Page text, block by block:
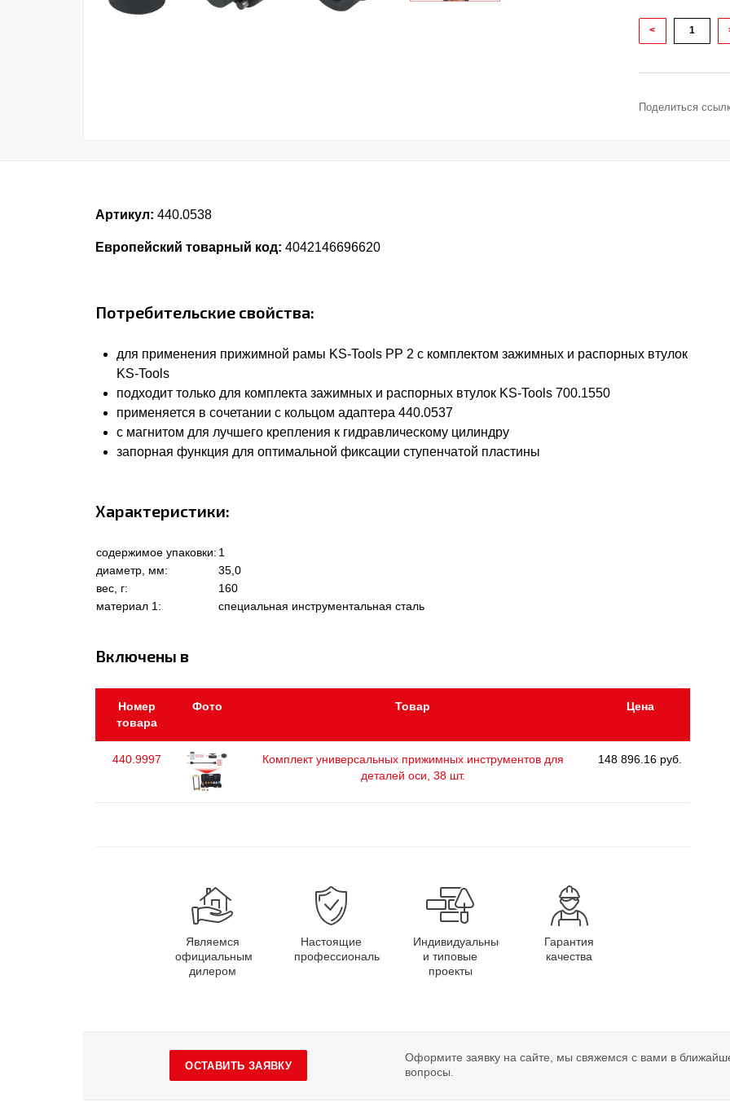
<
Поделиться
Артикул: 440.0538
Европейский товарный код: 4042146696620
Потребительские свойства:
для применения прижимной рамы KS-Tools PP 2 с комплектом зажимных и распорных втулок
KS-Tools
подходит только для комплекта зажимных и распорных втулок KS-Tools 700.1550
применяется в сочетании с кольцом адаптера 440.0537
с магнитом для лучшего крепления к гидравлическому цилиндру
запорная функция для оптимальной фиксации ступенчатой пластины
Характеристики:
содержимое упаковки: 1
диаметр, мм:
35,0
вес, г:
160
материал 1:
специальная инструментальная сталь
Включены в
Номер
товара
Фото Товар Цена
440.9997
Комплект универсальных прижимных инструментов для
деталей оси, 38 шт.
148 896.16 руб.
Являемся
официальным
дилером
Настоящие
профессионалы
Индивидуальные
и типовые
проекты
Гарантия
качества
ОСТАВИТЬ ЗАЯВКУ
Оформите заявку на сайте, мы свяжемся с вами в
вопросы.